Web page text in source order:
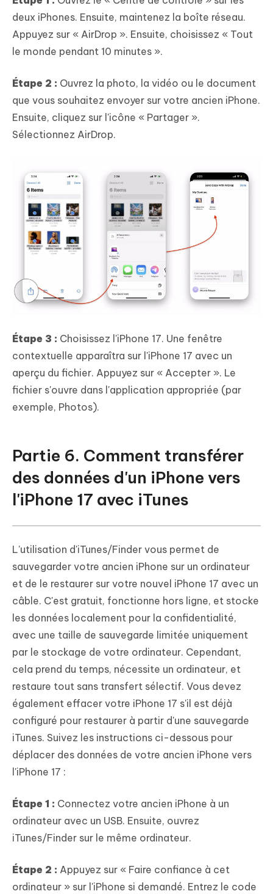
deux iPhones. Ensuite, maintenez la boîte réseau.
Appuyez sur « AirDrop ». Ensuite, choisissez « Tout
le monde pendant 10 minutes ».
Étape 2 : Ouvrez la photo, la vidéo ou le document
que vous souhaitez envoyer sur votre ancien iPhone.
Ensuite, cliquez sur l'icône « Partager ».
Sélectionnez AirDrop.
Étape 3 : Choisissez l'iPhone 17. Une fenêtre
contextuelle apparaîtra sur l'iPhone 17 avec un
aperçu du fichier. Appuyez sur « Accepter ». Le
fichier s'ouvre dans l'application appropriée (par
exemple, Photos).
Partie 6. Comment transférer
des données d'un iPhone vers
l'iPhone 17 avec iTunes
L'utilisation d'iTunes/Finder vous permet de
sauvegarder votre ancien iPhone sur un ordinateur
et de le restaurer sur votre nouvel iPhone 17 avec un
câble. C'est gratuit, fonctionne hors ligne, et stocke
les données localement pour la confidentialité,
avec une taille de sauvegarde limitée uniquement
par le stockage de votre ordinateur. Cependant,
cela prend du temps, nécessite un ordinateur, et
restaure tout sans transfert sélectif. Vous devez
également effacer votre iPhone 17 s'il est déjà
configuré pour restaurer à partir d'une sauvegarde
iTunes. Suivez les instructions ci-dessous pour
déplacer des données de votre ancien iPhone vers
l'iPhone 17 :
Étape 1 : Connectez votre ancien iPhone à un
ordinateur avec un USB. Ensuite, ouvrez
iTunes/Finder sur le même ordinateur.
Étape 2 : Appuyez sur « Faire confiance à cet
ordinateur » sur l'iPhone si demandé. Entrez le code